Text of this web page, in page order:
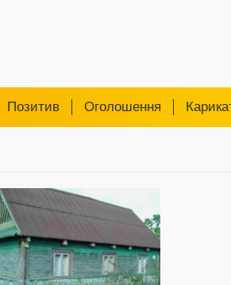
Позитив Оголошення